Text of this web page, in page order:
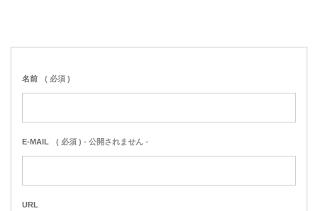
名前 ( 必須 )
E-MAIL ( 必須 ) - 公開されません -
URL